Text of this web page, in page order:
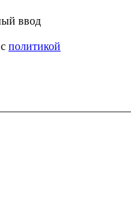
ввод
политикой